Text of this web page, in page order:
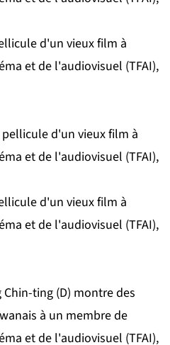
d'un vieux film à
et de l'audiovisuel (TFAI),
d'un vieux film à
et de l'audiovisuel (TFAI),